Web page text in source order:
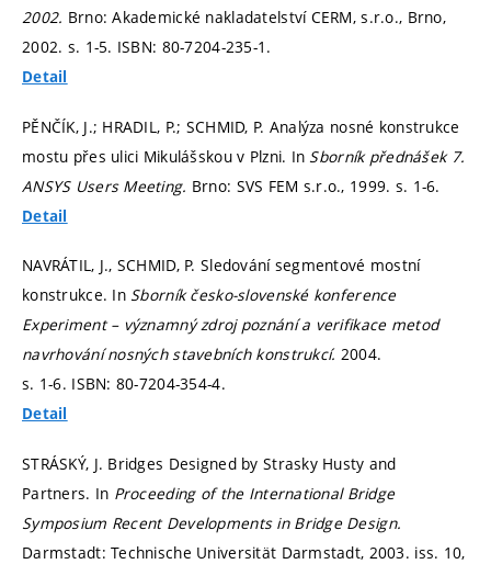
2002. Brno: Akademické nakladatelství CERM, s.r.o., Brno,
2002. s. 1-5. ISBN: 80-7204-235-1.
Detail
PĚNČÍK, J.; HRADIL, P.; SCHMID, P. Analýza nosné konstrukce
mostu přes ulici Mikulášskou v Plzni. In Sborník přednášek 7.
ANSYS Users Meeting. Brno: SVS FEM s.r.o., 1999. s. 1-6.
Detail
NAVRÁTIL, J., SCHMID, P. Sledování segmentové mostní
konstrukce. In Sborník česko-slovenské konference
Experiment – významný zdroj poznání a verifikace metod
navrhování nosných stavebních konstrukcí. 2004.
s. 1-6. ISBN: 80-7204-354-4.
Detail
STRÁSKÝ, J. Bridges Designed by Strasky Husty and
Partners. In Proceeding of the International Bridge
Symposium Recent Developments in Bridge Design.
Darmstadt: Technische Universität Darmstadt, 2003. iss. 10,